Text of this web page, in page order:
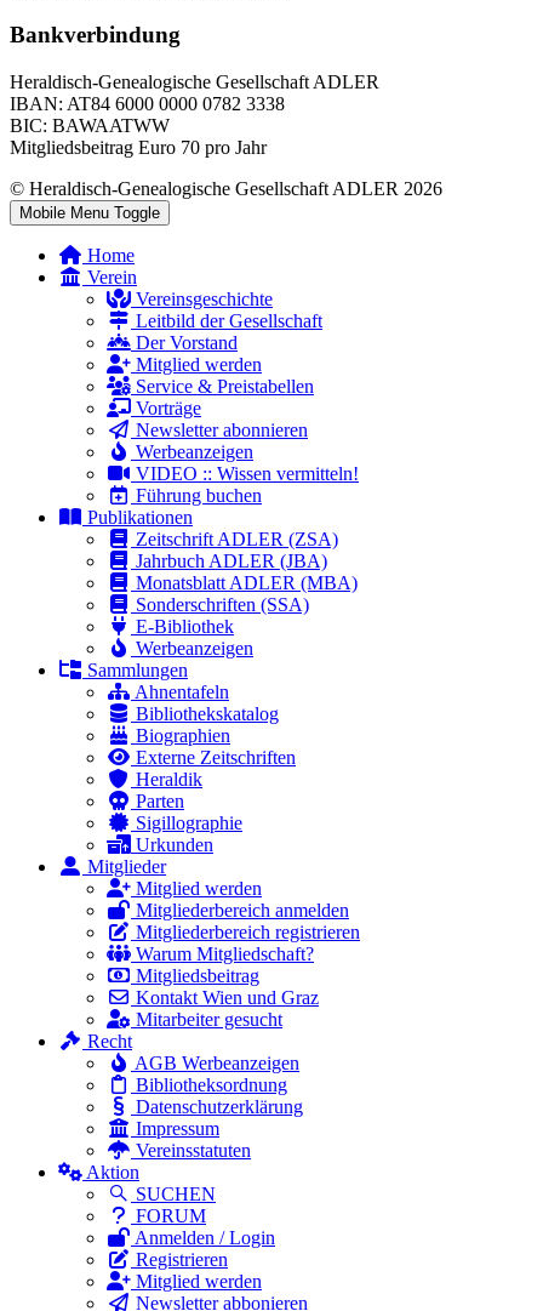
Bankverbindung
Heraldisch-Genealogische Gesellschaft ADLER
IBAN: AT84 6000 0000 0782 3338
BIC: BAWAATWW
Mitgliedsbeitrag Euro 70 pro Jahr
© Heraldisch-Genealogische Gesellschaft ADLER 2026
Mobile Menu Toggle
Home
Verein
Vereinsgeschichte
Leitbild der Gesellschaft
Der Vorstand
Mitglied werden
Service & Preistabellen
Vorträge
Newsletter abonnieren
Werbeanzeigen
VIDEO :: Wissen vermitteln!
Führung buchen
Publikationen
Zeitschrift ADLER (ZSA)
Jahrbuch ADLER (JBA)
Monatsblatt ADLER (MBA)
Sonderschriften (SSA)
E-Bibliothek
Werbeanzeigen
Sammlungen
Ahnentafeln
Bibliothekskatalog
Biographien
Externe Zeitschriften
Heraldik
Parten
Sigillographie
Urkunden
Mitglieder
Mitglied werden
Mitgliederbereich anmelden
Mitgliederbereich registrieren
Warum Mitgliedschaft?
Mitgliedsbeitrag
Kontakt Wien und Graz
Mitarbeiter gesucht
Recht
AGB Werbeanzeigen
Bibliotheksordnung
Datenschutzerklärung
Impressum
Vereinsstatuten
Aktion
SUCHEN
FORUM
Anmelden / Login
Registrieren
Mitglied werden
Newsletter abbonieren